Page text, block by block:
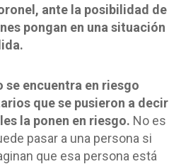
ante la posibilidad de
pongan en una situación
se encuentra en riesgo
que se pusieron a decir
la ponen en riesgo. No es
pasar a una persona si
que esa persona está